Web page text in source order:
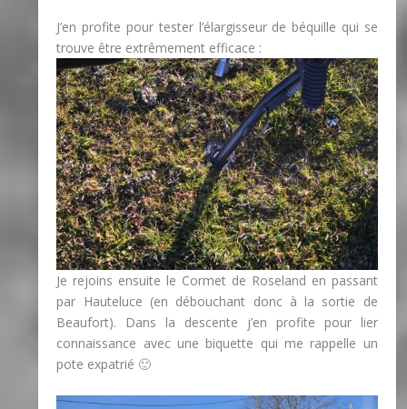
J’en profite pour tester l’élargisseur de béquille qui se
trouve être extrêmement efficace :
Je rejoins ensuite le Cormet de Roseland en passant
par Hauteluce (en débouchant donc à la sortie de
Beaufort). Dans la descente j’en profite pour lier
connaissance avec une biquette qui me rappelle un
pote expatrié 🙂